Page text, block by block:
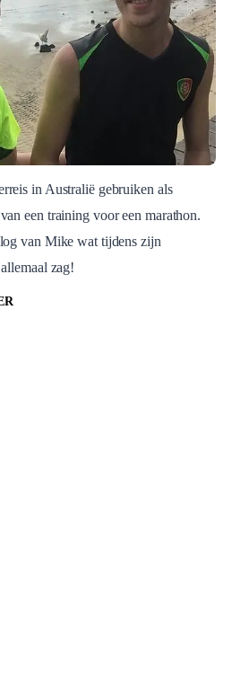
was in training voor
in Australië
in Australië gebruiken als
een training voor een marathon.
van Mike wat tijdens zijn
zag!